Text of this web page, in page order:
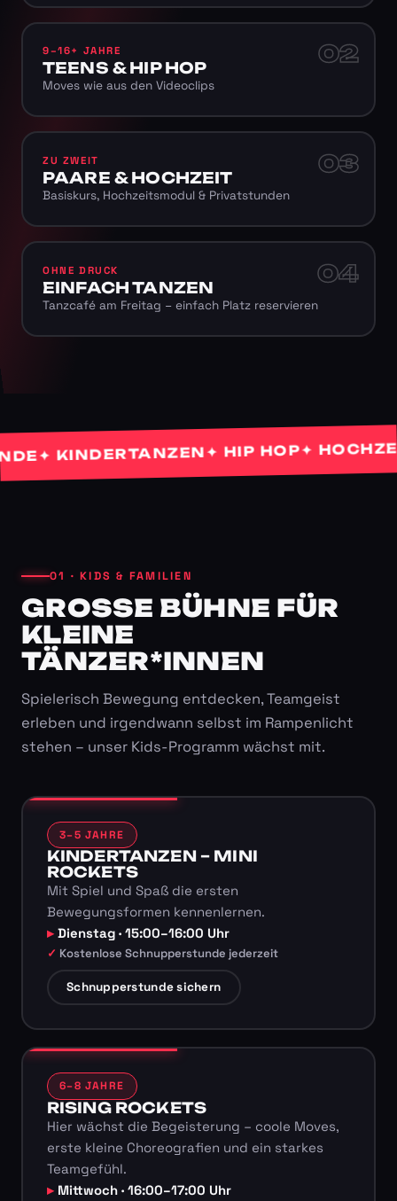
02
9–16+ JAHRE
TEENS & HIP HOP
Moves wie aus den Videoclips
03
ZU ZWEIT
PAARE & HOCHZEIT
Basiskurs, Hochzeitsmodul & Privatstunden
04
OHNE DRUCK
EINFACH TANZEN
Tanzcafé am Freitag – einfach Platz reservieren
KINDERTANZEN✦ HIP HOP✦
01 · KIDS & FAMILIEN
GROSSE BÜHNE FÜR K
LEINE T
ÄNZER*INNEN
Spielerisch Bewegung entdecken, Teamgeist
erleben und irgendwann selbst im Rampenlicht
stehen – unser Kids-Programm wächst mit.
3–5 JAHRE
KINDERTANZEN – MINI
ROCKETS
Mit Spiel und Spaß die ersten
Bewegungsformen kennenlernen.
Dienstag · 15:00–16:00 Uhr
Kostenlose Schnupperstunde jederzeit
Schnupperstunde sichern
6–8 JAHRE
RISING ROCKETS
Hier wächst die Begeisterung – coole Moves,
erste kleine Choreografien und ein starkes
Teamgefühl.
Mittwoch · 16:00–17:00 Uhr